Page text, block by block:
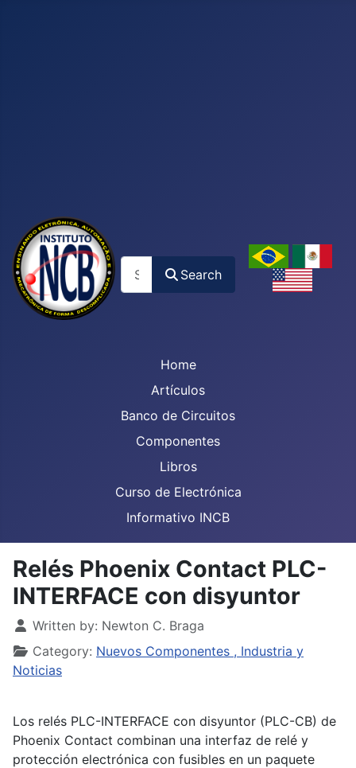
Search
Home
Artículos
Banco de Circuitos
Componentes
Libros
Curso de Electrónica
Informativo INCB
Relés Phoenix Contact PLC-
INTERFACE con disyuntor
Details
Written by: Newton C. Braga
Category: Nuevos Componentes , Industria y
Noticias
Los relés PLC-INTERFACE con disyuntor (PLC-CB) de
Phoenix Contact combinan una interfaz de relé y
protección electrónica con fusibles en un paquete